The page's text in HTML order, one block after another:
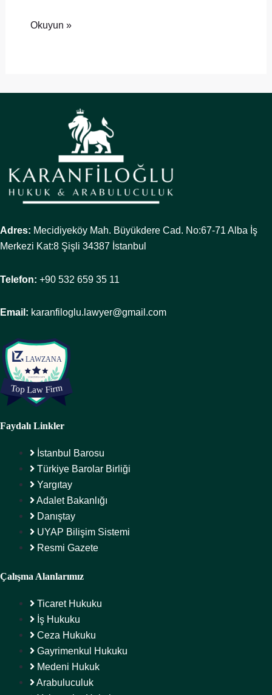
Okuyun »
Adres: Mecidiyeköy Mah. Büyükdere Cad. No:67-71 Alba İş
Merkezi Kat:8 Şişli 34387 İstanbul
Telefon: +90 532 659 35 11
Email: karanfiloglu.lawyer@gmail.com
Faydalı Linkler
İstanbul Barosu
Türkiye Barolar Birliği
Yargıtay
Adalet Bakanlığı
Danıştay
UYAP Bilişim Sistemi
Resmi Gazete
Çalışma Alanlarımız
Ticaret Hukuku
İş Hukuku
Ceza Hukuku
Gayrimenkul Hukuku
Medeni Hukuk
Arabuluculuk